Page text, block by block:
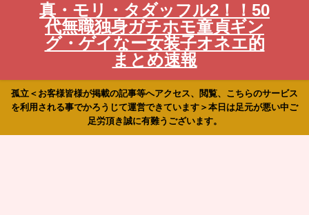
真・モリ・タダッフル2！！50
代無職独身ガチホモ童貞ギン
グ・ゲイなー女装子オネエ的
まとめ速報
孤立＜お客様皆様が掲載の記事等へアクセス、閲覧、こちらのサービス
を利用される事でかろうじて運営できています＞本日は足元が悪い中ご
足労頂き誠に有難うございます。